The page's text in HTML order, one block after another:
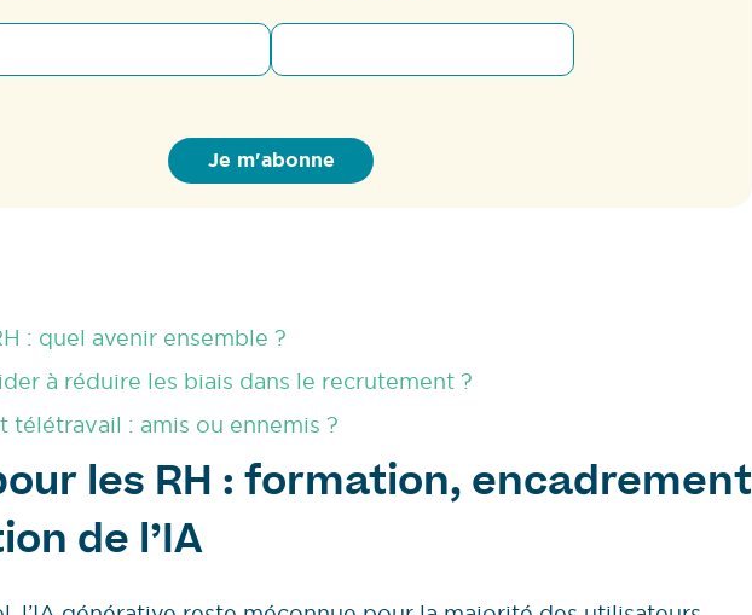
: quel avenir ensemble ?
à réduire les biais dans le recrutement ?
télétravail : amis ou ennemis ?
les RH : formation, encadrement
de l’IA